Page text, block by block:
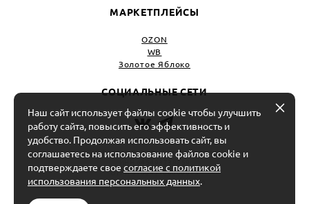
МАРКЕТПЛЕЙСЫ
OZON
WB
Золотое Яблоко
СОЦИАЛЬНЫЕ СЕТИ
ИП Салоев Кирилл Александрович
ИНН 645493738259
ОГРН 318645100000013
Р/С 40802810556000026349
Наш сайт использует файлы cookie чтобы улучшить
работу сайта, повысить его эффективность и
удобство. Продолжая использовать сайт, вы
соглашаетесь на использование файлов cookie и
подтверждаете свое согласие с политикой
использования персональных данных.